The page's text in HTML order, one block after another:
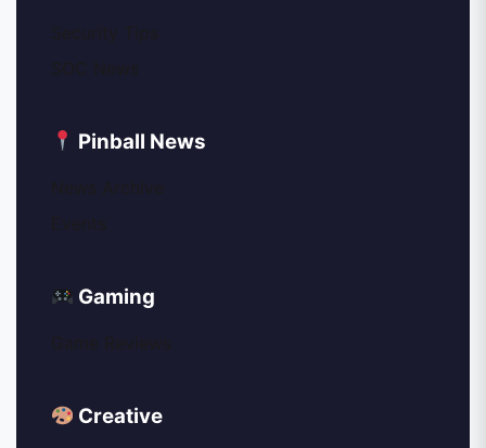
Pinball News
Gaming
Creative